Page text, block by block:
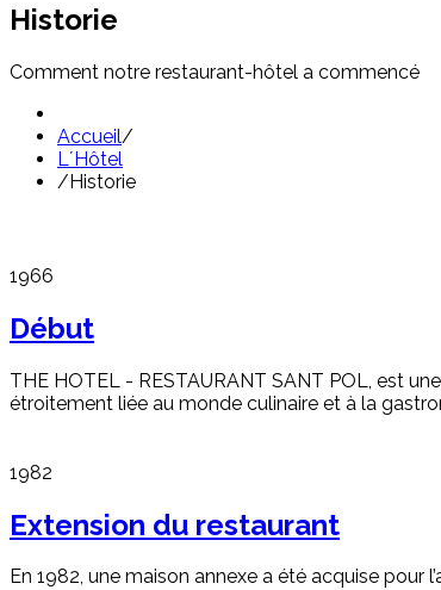
Historie
Comment notre restaurant-hôtel a commencé
Accueil/
L´Hôtel
/Historie
1966
Début
THE HOTEL - RESTAURANT SANT POL, est
étroitement liée au monde culinaire et à la
1982
Extension du restaurant
En 1982, une maison annexe a été acquise pour